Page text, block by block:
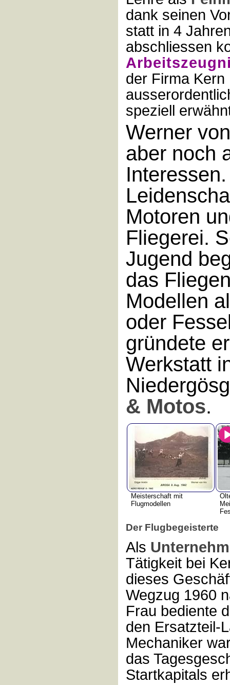
dank seinen
statt in 4
abschliessen
der Firma
speziell
Werner
aber noch
Motoren
Fliegerei.
Jugend
das
Modellen
oder
gründete
Werkstatt
& Motos.
Meisterschaft mit
Flugmodellen
Der Flugbegeisterte
Als
Tätigkeit bei
dieses
Wegzug 1960
Frau bediente
den Ersatzteil-
Mechaniker
das
Startkapitals